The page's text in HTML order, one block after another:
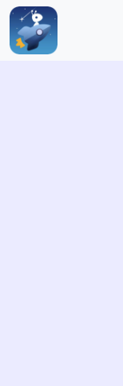
跳转到主要内容